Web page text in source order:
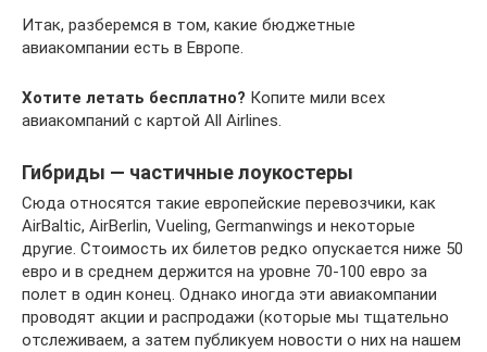
Итак, разберемся в том, какие бюджетные
авиакомпании есть в Европе.
Хотите летать бесплатно? Копите мили всех
авиакомпаний с картой All Airlines.
Гибриды — частичные лоукостеры
Сюда относятся такие европейские перевозчики, как
AirBaltic, AirBerlin, Vueling, Germanwings и некоторые
другие. Стоимость их билетов редко опускается ниже 50
евро и в среднем держится на уровне 70-100 евро за
полет в один конец. Однако иногда эти авиакомпании
проводят акции и распродажи (которые мы тщательно
отслеживаем, а затем публикуем новости о них на нашем